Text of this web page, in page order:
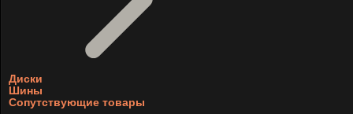
Диски
Шины
Сопутствующие товары